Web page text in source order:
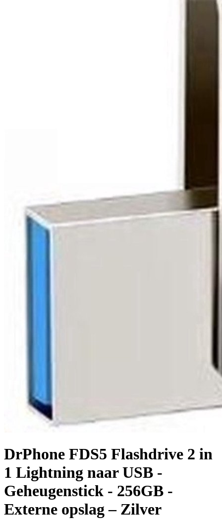
DrPhone FDS5 Flashdrive 2 in
1 Lightning naar USB -
Geheugenstick - 256GB -
Externe opslag – Zilver